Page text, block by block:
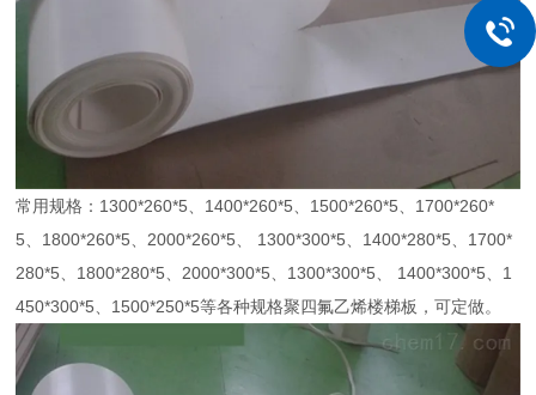
常用规格：1300*260*5、1400*260*5、1500*260*5、1700*260*
5、1800*260*5、2000*260*5、 1300*300*5、1400*280*5、1700*
280*5、1800*280*5、2000*300*5、1300*300*5、 1400*300*5、1
450*300*5、1500*250*5等各种规格聚四氟乙烯楼梯板，可定做。